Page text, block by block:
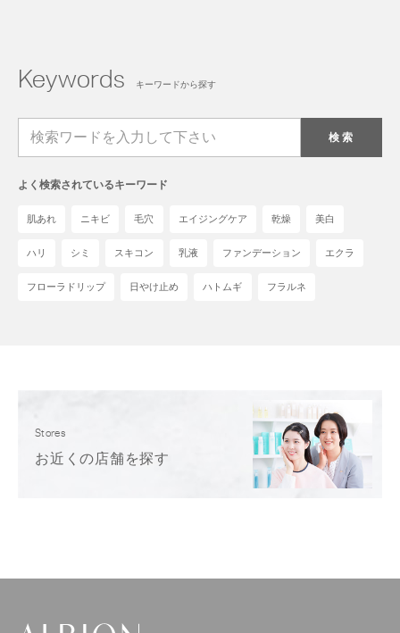
Keywords キーワードから探す
検索
よく検索されているキーワード
肌あれ ニキビ 毛穴 エイジングケア 乾燥 美白
ハリ シミ スキコン 乳液 ファンデーション エクラ
フローラドリップ 日やけ止め ハトムギ フラルネ
Stores
お近くの店舗を探す